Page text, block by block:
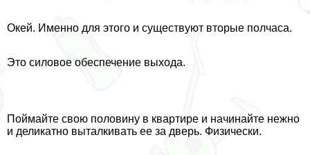
Окей. Именно для этого и существуют вторые полчаса.
Это силовое обеспечение выхода.
Поймайте свою половину в квартире и начинайте нежно
и деликатно выталкивать ее за дверь. Физически.